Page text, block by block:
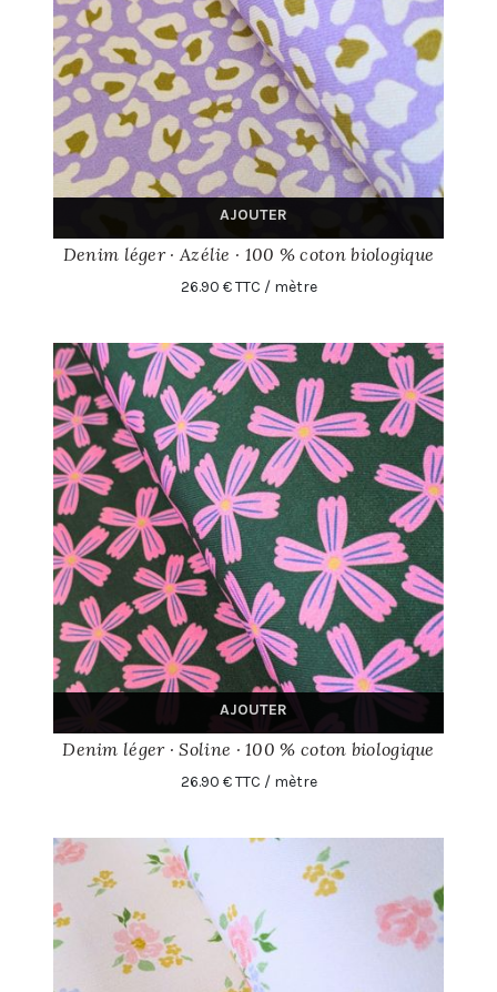
AJOUTER
Denim léger · Azélie · 100 % coton biologique
26.90 € TTC / mètre
AJOUTER
Denim léger · Soline · 100 % coton biologique
26.90 € TTC / mètre